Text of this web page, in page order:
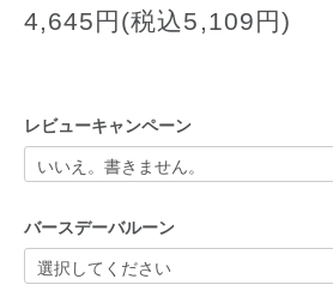
4,645円(税込5,109円)
レビューキャンペーン
バースデーバルーン